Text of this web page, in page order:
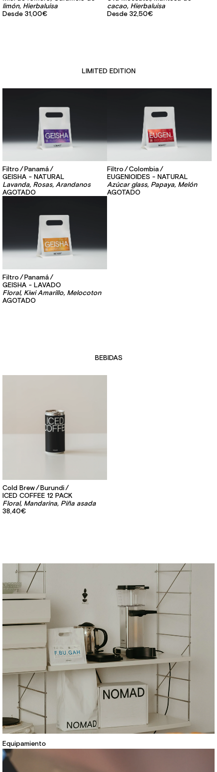
limón, Hierbaluisa
Desde 31,00€
cacao, Hierbaluisa
Desde 32,50€
LIMITED EDITION
Filtro
Panamá
GEISHA - NATURAL
Lavanda, Rosas, Arandanos
AGOTADO
Filtro
Colombia
EUGENIOIDES - NATURAL
Azúcar glass, Papaya, Melón
AGOTADO
Filtro
Panamá
GEISHA - LAVADO
Floral, Kiwi Amarillo, Melocoton
AGOTADO
BEBIDAS
Cold Brew
Burundi
ICED COFFEE 12 PACK
Floral, Mandarina, Piña asada
38,40€
Equipamiento